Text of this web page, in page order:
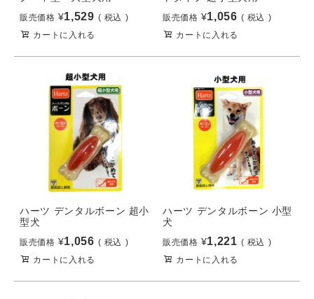
販売価格 ¥1,529
税込
カートに入れる
販売価格 ¥1,056
税込
カートに入れる
ハーツ デンタルボーン 超小
型犬
販売価格 ¥1,056
税込
カートに入れる
ハーツ デンタルボーン 小型
犬
販売価格 ¥1,221
税込
カートに入れる